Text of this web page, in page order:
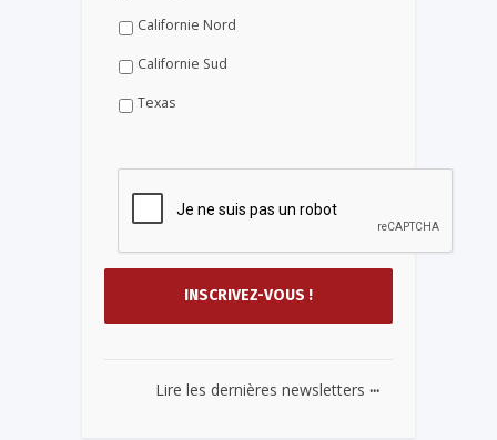
Californie Nord
Californie Sud
Texas
Lire les dernières newsletters ...